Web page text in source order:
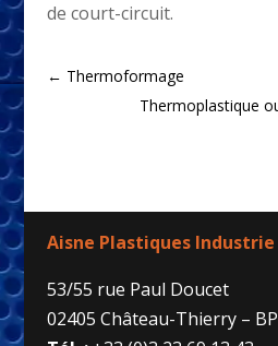
de court-circuit.
← Thermoformage
Thermoplastique
Aisne Plastiques Industrie
53/55 rue Paul Doucet
02405 Château-Thierry –